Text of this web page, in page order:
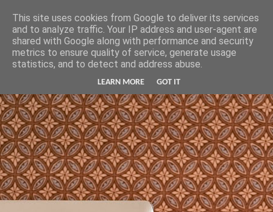
This site uses cookies from Google to deliver its services
and to analyze traffic. Your IP address and user-agent are
shared with Google along with performance and security
metrics to ensure quality of service, generate usage
statistics, and to detect and address abuse.
LEARN MORE GOT IT
Hunter Jerusalem Journal